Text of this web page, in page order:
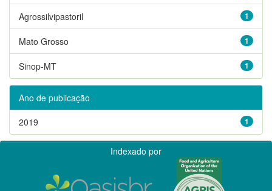
1
Agrossilvipastoril
1
Mato Grosso
1
Sinop-MT
Ano de publicação
1
2019
Indexado por